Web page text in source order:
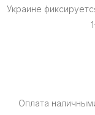
Украине
Оплата